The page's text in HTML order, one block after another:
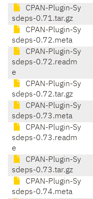
CPAN-Plugin-Sy
sdeps-0.71.tar.gz
CPAN-Plugin-Sy
sdeps-0.72.meta
CPAN-Plugin-Sy
sdeps-0.72.readm
e
CPAN-Plugin-Sy
sdeps-0.72.tar.gz
CPAN-Plugin-Sy
sdeps-0.73.meta
CPAN-Plugin-Sy
sdeps-0.73.readm
e
CPAN-Plugin-Sy
sdeps-0.73.tar.gz
CPAN-Plugin-Sy
sdeps-0.74.meta